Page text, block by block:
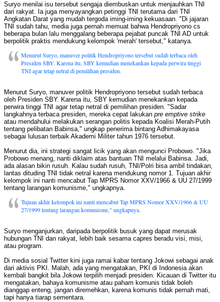
Suryo menilai isu tersebut sengaja diembuskan untuk menjauhkan TNI
dari rakyat. Ia juga menyayangkan petinggi TNI terutama dari TNI
Angkatan Darat yang mudah tergoda iming-iming kekuasaan. "Di jajaran
TNI sudah tahu, media juga pernah memuat bahwa Hendropriyono cs
beberapa bulan lalu menggalang beberapa pejabat puncak TNI AD untuk
berpolitik praktis mendukung kelompok 'merah' tersebut," katanya.
Menurut Suryo, manuver politik Hendropriyono tersebut sudah terbaca oleh
Presiden SBY. Karena itu, SBY kemudian menekankan kepada perwira tinggi
TNI agar tetap netral di pemilihan presiden.
Menurut Suryo, manuver politik Hendropriyono tersebut sudah terbaca
oleh Presiden SBY. Karena itu, SBY kemudian menekankan kepada
perwira tinggi TNI agar tetap netral di pemilihan presiden. "Sadar
langkahnya terbaca presiden, mereka cepat lakukan pre emptive strike
atau mendahului melakukan serangan politis kepada Koalisi Merah-Putih
tentang pelibatan Babinsa," ungkap penerima bintang Adhimakayasa
sebagai lulusan terbaik Akademi Militer tahun 1976 tersebut.
Menurut dia, ini strategi sangat licik yang akan mengunci Probowo. "Jika
Probowo menang, nanti diklaim atas bantuan TNI melalui Babinsa. Jadi,
ada alasan bikin rusuh. Kalau sudah rusuh, TNI/Polri bisa ambil tindakan,
lantas dituding TNI tidak netral karena mendukung nomor 1. Tujuan akhir
kelompok ini nanti mencabut Tap MPRS Nomor XXV/1966 & UU 27/1999
tentang larangan komunisme," ungkapnya.
Tujuan akhir kelompok ini nanti mencabut Tap MPRS Nomor XXV/1966 & UU
27/1999 tentang larangan komunisme," ungkapnya.
Suryo menganjurkan, daripada berpolitik busuk yang dapat merusak
hubungan TNI dan rakyat, lebih baik sesama capres beradu visi, misi,
atau program.
Di media sosial Twitter kini juga ramai kabar tentang Jokowi sebagai anak
dari aktivis PKI. Malah, ada yang mengatakan, PKI di Indonesia akan
kembali bangkit bila Jokowi terpilih menjadi presiden. Kicauan di Twitter itu
mengatakan, bahaya komunisme atau paham komunis tidak boleh
dianggap enteng, jangan diremehkan, karena komunis tidak pernah mati,
tapi hanya tiarap sementara.